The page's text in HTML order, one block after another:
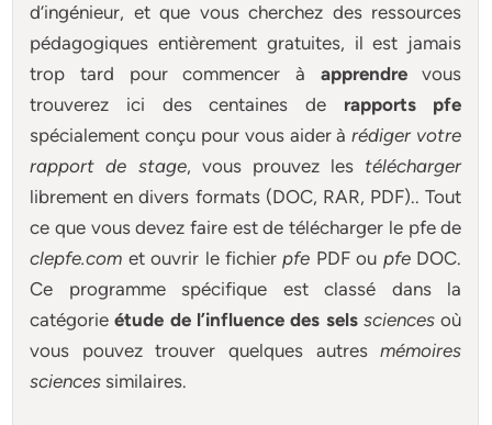
d’ingénieur, et que vous cherchez des ressources
pédagogiques entièrement gratuites, il est jamais
trop tard pour commencer à apprendrevous
trouverez ici des centaines de rapports pfe
spécialement conçu pour vous aider àrédiger votre
rapport de stage, vous prouvez les télécharger
librement en divers formats (DOC, RAR, PDF).. Tout
ce que vous devez faire est de télécharger le pfe de
clepfe.com et ouvrir le fichierpfe PDF ou pfeDOC.
Ce programme spécifique est classé dans la
catégorie étude de l’influence des sels sciencesoù
vous pouvez trouver quelques autresmémoires
sciences similaires.